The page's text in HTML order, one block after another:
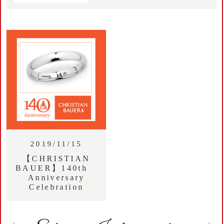
2019/11/15
【CHRISTIAN
BAUER】140th
Anniversary
Celebration